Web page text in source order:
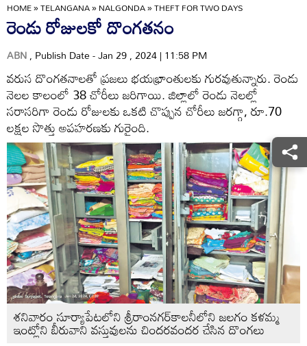
HOME»TELANGANA»NALGONDA»THEFT FOR TWO DAYS
రెండు రోజులకో దొంగతనం
ABN, Publish Date - Jan 29 , 2024 | 11:58 PM
వరుస దొంగతనాలతో ప్రజలు భయభ్రాంతులకు గురవుతున్నారు. రెండు
నెలల కాలంలో 38 చోరీలు జరిగాయి. జిల్లాలో రెండు నెలల్లో
సరాసరిగా రెండు రోజులకు ఒకటి చొప్పున చోరీలు జరగ్గా, రూ.70
లక్షల సొత్తు అపహరణకు గురైంది.
శనివారం సూర్యాపేటలోని శ్రీరాంనగర్‌కాలనీలోని జలగం కళమ్మ
ఇంట్లోని బీరువాని వస్తువులను చిందరవందర చేసిన దొంగలు